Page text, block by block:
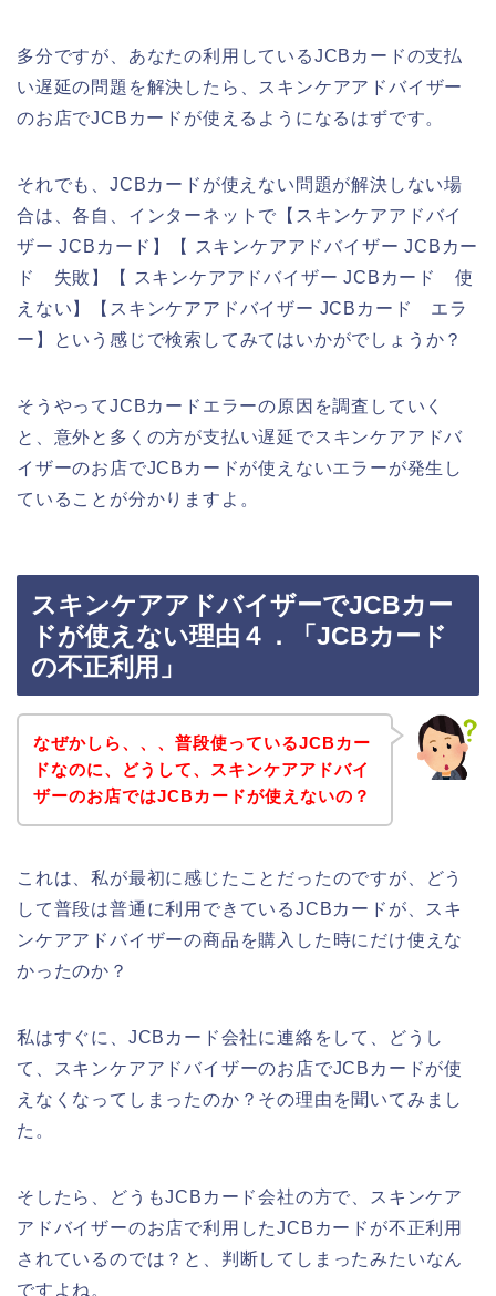
多分ですが、あなたの利用しているJCBカードの支払
い遅延の問題を解決したら、スキンケアアドバイザー
のお店でJCBカードが使えるようになるはずです。
それでも、JCBカードが使えない問題が解決しない場
合は、各自、インターネットで【スキンケアアドバイ
ザー JCBカード】【 スキンケアアドバイザー JCBカー
ド 失敗】【 スキンケアアドバイザー JCBカード 使
えない】【スキンケアアドバイザー JCBカード エラ
ー】という感じで検索してみてはいかがでしょうか？
そうやってJCBカードエラーの原因を調査していく
と、意外と多くの方が支払い遅延でスキンケアアドバ
イザーのお店でJCBカードが使えないエラーが発生し
ていることが分かりますよ。
スキンケアアドバイザーでJCBカー
ドが使えない理由４．「JCBカード
の不正利用」
なぜかしら、、、普段使っているJCBカー
ドなのに、どうして、スキンケアアドバイ
ザーのお店ではJCBカードが使えないの？
これは、私が最初に感じたことだったのですが、どう
して普段は普通に利用できているJCBカードが、スキ
ンケアアドバイザーの商品を購入した時にだけ使えな
かったのか？
私はすぐに、JCBカード会社に連絡をして、どうし
て、スキンケアアドバイザーのお店でJCBカードが使
えなくなってしまったのか？その理由を聞いてみまし
た。
そしたら、どうもJCBカード会社の方で、スキンケア
アドバイザーのお店で利用したJCBカードが不正利用
されているのでは？と、判断してしまったみたいなん
ですよね。